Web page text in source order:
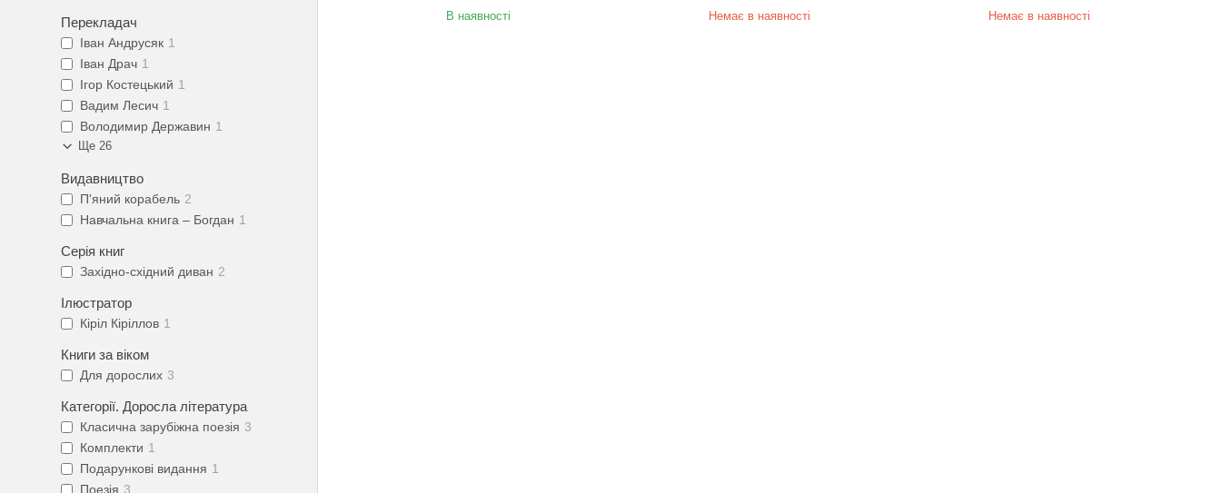
Перекладач
Іван Андрусяк 1
Іван Драч 1
Ігор Костецький 1
Вадим Лесич 1
Володимир Державин 1
Ще 26
Видавництво
П'яний корабель 2
Навчальна книга – Богдан 1
Серія книг
Західно-східний диван 2
Ілюстратор
Кіріл Кіріллов 1
Книги за віком
Для дорослих 3
Категорії. Доросла література
Класична зарубіжна поезія 3
Комплекти 1
Подарункові видання 1
Поезія 3
В наявності Немає в наявності Немає в наявності